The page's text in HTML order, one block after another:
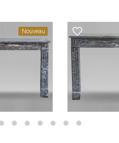
Nouveau favorite_border